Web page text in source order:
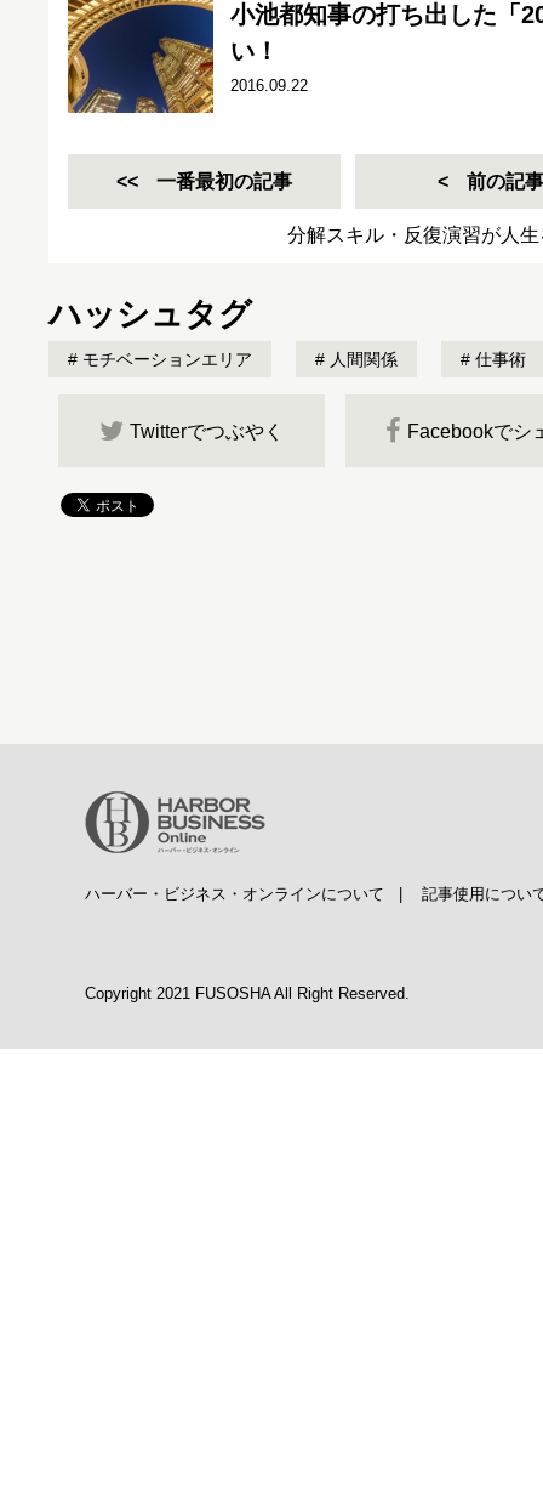
小池都知事の打ち出した「
い！
2016.09.22
一番最初の記事 前の記事
分解スキル・反復演習が人
ハッシュタグ
モチベーションエリア 人間関係 仕事術
Twitterでつぶやく Facebookでシ
ハーバー・ビジネス・オンラインについて 記事使用につい
Copyright 2021 FUSOSHA All Right Reserved.